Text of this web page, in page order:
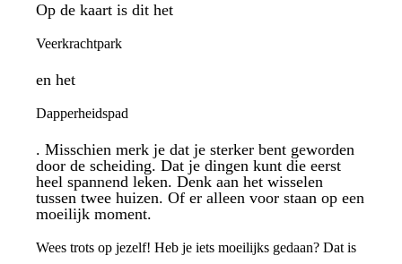
Op de kaart is dit het
Veerkrachtpark
en het
Dapperheidspad
. Misschien merk je dat je sterker bent geworden
door de scheiding. Dat je dingen kunt die eerst
heel spannend leken. Denk aan het wisselen
tussen twee huizen. Of er alleen voor staan op een
moeilijk moment.
Wees trots op jezelf! Heb je iets moeilijks gedaan? Dat is